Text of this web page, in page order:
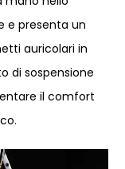
e presenta un
auricolari in
di sospensione
il comfort